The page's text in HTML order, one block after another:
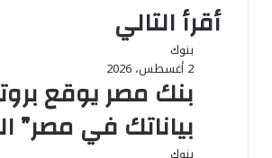
أقرأ التالي
بنوك
2 أغسطس، 2026
بنك مصر يوقع
بياناتك في مصر”